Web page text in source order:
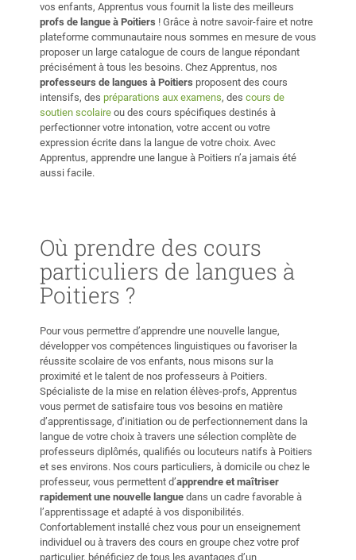
vos enfants, Apprentus vous fournit la liste des meilleurs
profs de langue à Poitiers ! Grâce à notre savoir-faire et notre
plateforme communautaire nous sommes en mesure de vous
proposer un large catalogue de cours de langue répondant
précisément à tous les besoins. Chez Apprentus, nos
professeurs de langues à Poitiers proposent des cours
intensifs, des préparations aux examens, des cours de
soutien scolaire ou des cours spécifiques destinés à
perfectionner votre intonation, votre accent ou votre
expression écrite dans la langue de votre choix. Avec
Apprentus, apprendre une langue à Poitiers n’a jamais été
aussi facile.
Où prendre des cours
particuliers de langues à
Poitiers ?
Pour vous permettre d’apprendre une nouvelle langue,
développer vos compétences linguistiques ou favoriser la
réussite scolaire de vos enfants, nous misons sur la
proximité et le talent de nos professeurs à Poitiers.
Spécialiste de la mise en relation élèves-profs, Apprentus
vous permet de satisfaire tous vos besoins en matière
d’apprentissage, d’initiation ou de perfectionnement dans la
langue de votre choix à travers une sélection complète de
professeurs diplômés, qualifiés ou locuteurs natifs à Poitiers
et ses environs. Nos cours particuliers, à domicile ou chez le
professeur, vous permettent d’apprendre et maîtriser
rapidement une nouvelle langue dans un cadre favorable à
l’apprentissage et adapté à vos disponibilités.
Confortablement installé chez vous pour un enseignement
individuel ou à travers des cours en groupe chez votre prof
particulier, bénéficiez de tous les avantages d’un